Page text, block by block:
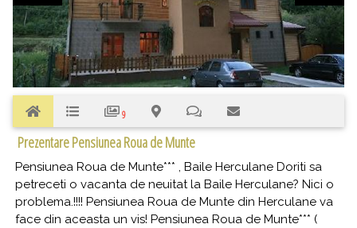
9
Prezentare Pensiunea Roua de Munte
Pensiunea Roua de Munte*** , Baile Herculane Doriti sa
petreceti o vacanta de neuitat la Baile Herculane? Nici o
problema.!!!! Pensiunea Roua de Munte din Herculane va
face din aceasta un vis! Pensiunea Roua de Munte*** (